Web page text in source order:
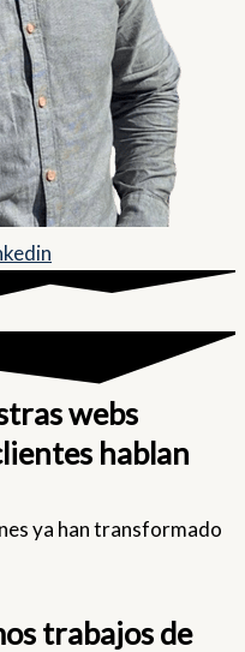
webs
hablan
ya han transformado
trabajos de